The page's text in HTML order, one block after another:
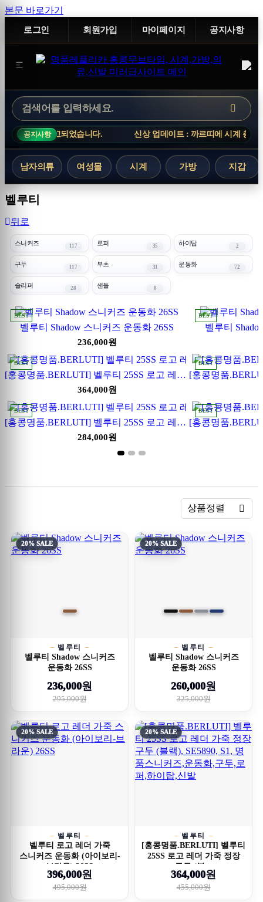
본문 바로가기
로그인 회원가입 마이페이지 공지사항
공지사항
입고되었습니다. 신상 업데이트 : 까르띠에 시계 총 21개가 입고
남자의류 여성몰 시계 가방 지갑
벨루티
뒤로
스니커즈 117 로퍼 35 하이탑 2
구두 117 부츠 31 운동화 72
슬리퍼 28 샌들 8
BEST
벨루티 Shadow 스니커즈 운동화 26SS
236,000원
BEST
벨루티
BEST
[홍콩명품.BERLUTI] 벨루티 25SS 로고 레더 가죽 정장 구두 (블랙), SE5890, S1, 명품스니커즈,운동화,구두,로퍼,하이탑,신발
364,000원
BEST
BEST
[홍콩명품.BERLUTI] 벨루티 25SS 로고 레더 가죽 스니커즈 운동화 (블랙), SE5666, S3, 명품스니커즈,운동화,구두,로퍼,하이탑,신발
284,000원
BEST
상품정렬
20% SALE
벨루티
벨루티 Shadow 스니커즈
운동화 26SS
236,000원
295,000원
20% SALE
벨루티
벨루티 Shadow 스니커즈
운동화 26SS
260,000원
325,000원
20% SALE
벨루티
벨루티 로고 레더 가죽
스니커즈 운동화 (아이보리-
브라운) 26SS
396,000원
495,000원
20% SALE
벨루티
[홍콩명품.BERLUTI] 벨루티
25SS 로고 레더 가죽 정장
구두 (블...
364,000원
455,000원